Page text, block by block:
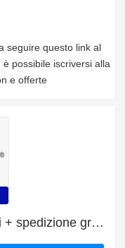
seguire questo link al
possibile iscriversi alla
e offerte
Acquista i tuoi prodotti preferiti + spedizione gratuita